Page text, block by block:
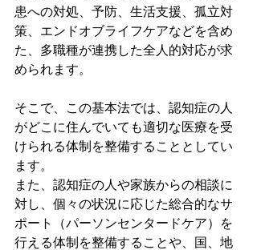
患への対処、予防、生活支援、孤立対
策、エンドオブライフケアなどを含め
た、多職種が連携した全人的対応が求
められます。
そこで、この基本法では、認知症の人
がどこに住んでいても適切な医療を受
けられる体制を整備することとしてい
ます。
また、認知症の人や家族からの相談に
対し、個々の状況に応じた総合的なサ
ポート（パーソンセンタードケア）を
行える体制を整備することや、国、地